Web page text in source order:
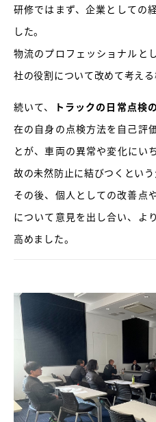
研修ではまず、企業としての
した。
物流のプロフェッショナルと
社の役割について改めて考える
続いて、 トラックの日常点検
在の自身の点検方法を自己評
とが、車両の異常や変化にい
故の未然防止に結びつくとい
その後、個人としての改善点
について意見を出し合い、よ
高めました。